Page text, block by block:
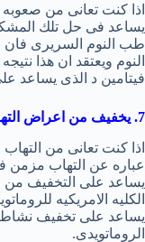
اذا كنت تعانى من
يساعد فى حل تلك
طب النوم السريرى فان
النوم ويعتقد ان هذا
فيتامين د الذى يساعد
7. يخفيف من اعراض التهاب المفاصل الروماتويدى :
اذا كنت تعانى من
عباره عن التهاب مزمن
يساعد على التخفيف من
الكليه الامريكيه
يساعد على تخفيف
الروماتويدى.